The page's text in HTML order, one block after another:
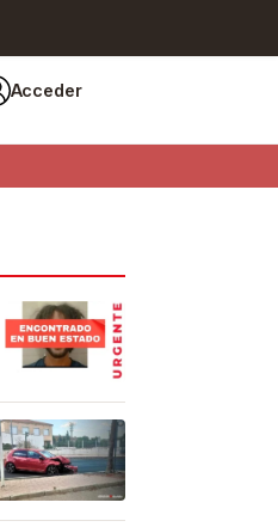
Acceder